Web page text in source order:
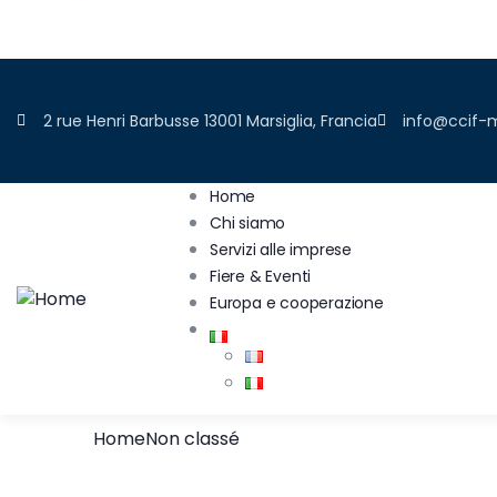
2 rue Henri Barbusse 13001 Marsiglia, Francia info@ccif-
Home
Chi siamo
Servizi alle imprese
Fiere & Eventi
Europa e cooperazione
HomeNon classé